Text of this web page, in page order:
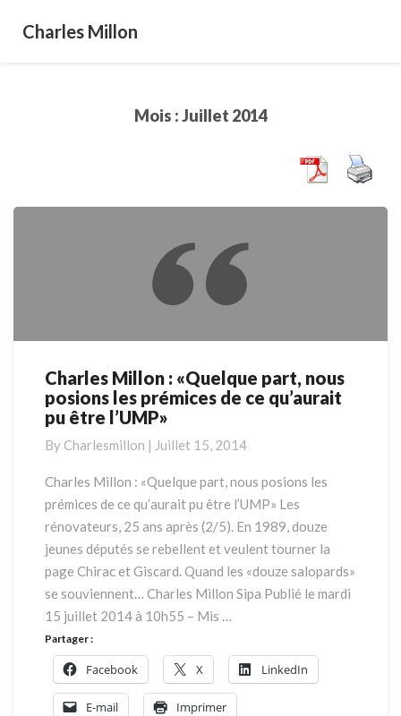
Charles Millon
Mois :Juillet 2014
Charles
Millon
:
part,
nous
les
prémices
de
ce
qu’aurait
pu
être
l’UMP»
Charles Millon : «Quelque part, nous
posions les prémices de ce qu’aurait
pu être l’UMP»
By Charlesmillon | Juillet 15, 2014
Charles Millon : «Quelque part, nous posions les
prémices de ce qu’aurait pu être l’UMP» Les
rénovateurs, 25 ans après (2/5). En 1989, douze
jeunes députés se rebellent et veulent tourner la
page Chirac et Giscard. Quand les «douze salopards»
se souviennent… Charles Millon Sipa Publié le mardi
15 juillet 2014 à 10h55 – Mis …
Partager :
Facebook X LinkedIn
E-mail Imprimer